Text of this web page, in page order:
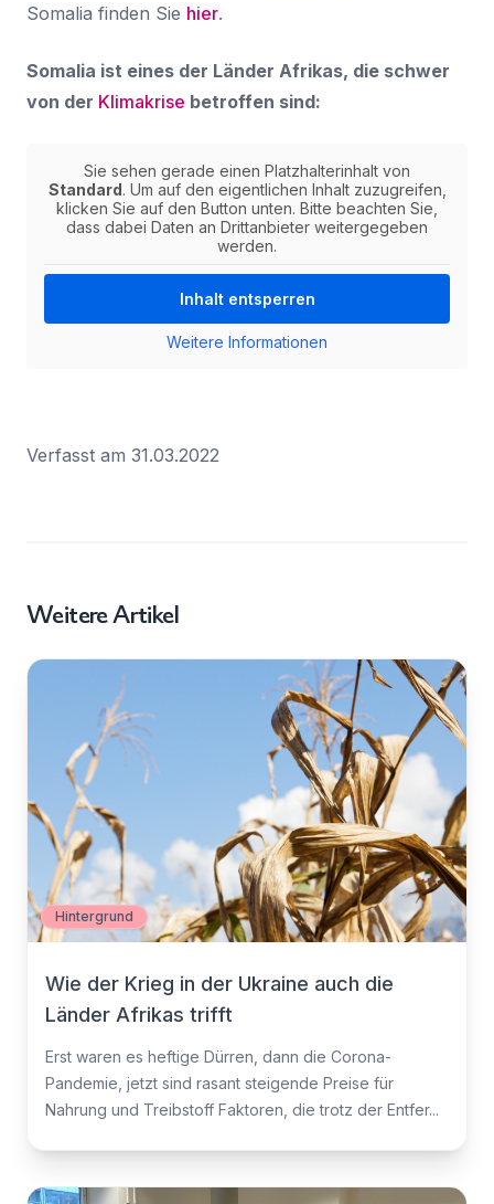
Somalia finden Sie hier.
Somalia ist eines der Länder Afrikas, die schwer
von der Klimakrise betroffen sind:
Sie sehen gerade einen Platzhalterinhalt von
Standard. Um auf den eigentlichen Inhalt zuzugreifen,
klicken Sie auf den Button unten. Bitte beachten Sie,
dass dabei Daten an Drittanbieter weitergegeben
werden.
Inhalt entsperren
Weitere Informationen
Verfasst am 31.03.2022
Weitere Artikel
Hintergrund
Wie der Krieg in der Ukraine auch die
Länder Afrikas trifft
Erst waren es heftige Dürren, dann die Corona-
Pandemie, jetzt sind rasant steigende Preise für
Nahrung und Treibstoff Faktoren, die trotz der Entfer...